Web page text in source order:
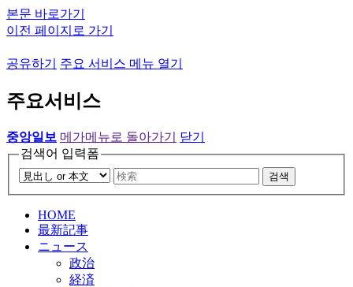
본문 바로가기
이전 페이지로 가기
공유하기 주요 서비스 메뉴 열기
주요서비스
중앙일보 메가메뉴로 돌아가기
닫기
검색어 입력폼
검색
HOME
最新記事
ニュース
政治
経済